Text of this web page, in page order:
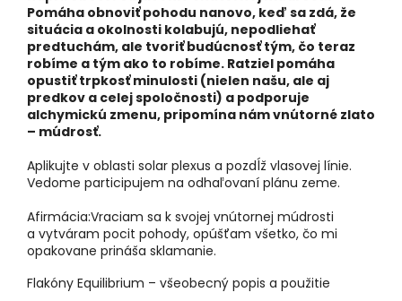
Pomáha obnoviť pohodu nanovo, keď sa zdá, že
situácia a okolnosti kolabujú, nepodliehať
predtuchám, ale tvoriť budúcnosť tým, čo teraz
robíme a tým ako to robíme. Ratziel pomáha
opustiť trpkosť minulosti (nielen našu, ale aj
predkov a celej spoločnosti) a podporuje
alchymickú zmenu, pripomína nám vnútorné zlato
– múdrosť.
Aplikujte v oblasti solar plexus a pozdĺž vlasovej línie.
Vedome participujem na odhaľovaní plánu zeme.
Afirmácia:Vraciam sa k svojej vnútornej múdrosti
a vytváram pocit pohody, opúšťam všetko, čo mi
opakovane prináša sklamanie.
Flakóny Equilibrium – všeobecný popis a použitie